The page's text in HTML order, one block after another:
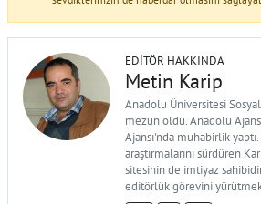
EDITÖR HAKKINDA
Metin Karip
Anadolu Üniversitesi
mezun oldu. Anadolu
Ajansı'nda muhabirlik
araştırmalarını sürdüren
sitesinin de imtiyaz
editörlük görevini